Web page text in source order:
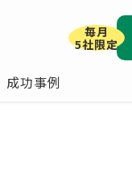
成功事例
毎月
5社限定